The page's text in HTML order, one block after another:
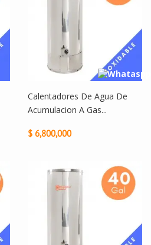
Calentadores De Agua De
Acumulacion A Gas...
$ 6,800,000